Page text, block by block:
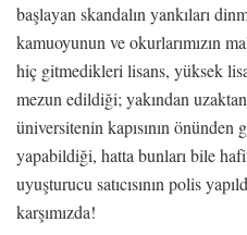
başlayan skandalın yankıları
kamuoyunun ve okurlarımızın
hiç gitmedikleri lisans, yüksek
mezun edildiği; yakından
üniversitenin kapısının önünden
yapabildiği, hatta bunları bile
uyuşturucu satıcısının polis
karşımızda!